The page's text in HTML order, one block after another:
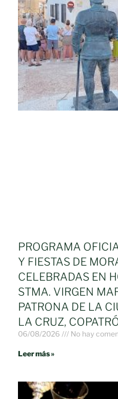
PROGRAMA
Y FIESTAS DE
CELEBRADAS EN
STMA. VIRGEN
PATRONA DE LA
LA CRUZ,
06/08/2026 No hay
Leer más »